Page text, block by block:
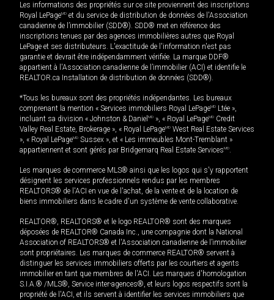
Les informations des propriétés sur ce site proviennent des inscriptions
Royal LePageMD et du service de distribution de données de l'Association
canadienne de l’immobilier (SDD®). SDD® met en référence des
inscriptions tenues par des agences immobilières autres que Royal
LePage et ses distributeurs. L'exactitude de l'information n'est pas
garantie et devrait être indépendamment vérifiée. La marque DDF®
appartient à l'Association canadienne de l’immobilier (ACI) et identifie le
REALTOR.ca Installation de distribution de données (SDD®).
*Tous les bureaux sont des propriétés indépendantes. Les bureaux
comprenant la mention « Services immobiliers Royal LePageMD Ltée »,
incluant sa division « Johnston & Daniel MD », « Royal LePageMD Credit
Valley Real Estate, Brokerage », « Royal LePageMD West Real Estate Services
», « Royal LePageMD Sussex », et « Les immeubles Mont-Tremblant »
appartiennent et sont gérés par Bridgemarq Real Estate ServicesMD.
Les marques de commerce MLS® ainsi que les logos qui s'y rapportent
désignent les services professionnels rendus par les membres
REALTORS® de l'ACI en vue de l'achat, de la vente et de la location de
biens immobiliers dans le cadre d'un système de vente collaborative.
REALTOR®, REALTORS® et le logo REALTOR® sont des marques
déposées de REALTOR® Canada Inc., une compagnie dont la National
Association of REALTORS® et l'Association canadienne de l’immobilier
sont propriétaires. Les marques de commerce REALTOR® servent à
distinguer les services immobiliers offerts par les courtiers et agents
immobilier en tant que membres de l'ACI. Les marques d'homologation
S.I.A.® /MLS®, Service inter-agences®, et leurs logos respectifs sont la
propriété de l'ACI, et ils servent à identifier les services immobiliers que